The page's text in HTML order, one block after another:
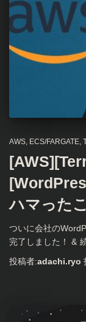
AWS ECS/FARGATE
ハマった
ついに会社の
完了しました！ &
投稿者:adachi.ryo